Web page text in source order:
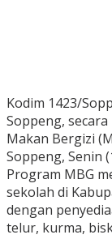
Kodim 1423/
Soppeng,
Makan Bergizi
Soppeng, Senin
Program MBG
sekolah di
dengan
telur, kurma,